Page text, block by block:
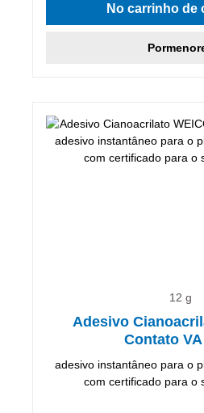
No carrinho de
12 g
Adesivo
Contato VA
adesivo instantâneo para o
com certificado para o